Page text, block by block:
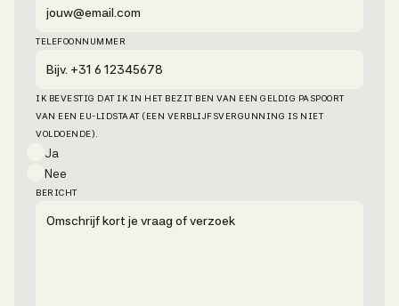
TELEFOONNUMMER
IK BEVESTIG DAT IK IN HET BEZIT BEN VAN EEN GELDIG PASPOORT
VAN EEN EU-LIDSTAAT (EEN VERBLIJFSVERGUNNING IS NIET
VOLDOENDE).
Ja
Nee
BERICHT